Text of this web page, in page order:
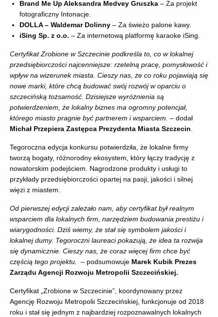
Brand Me Up Aleksandra Medvey Gruszka – Za projekt
fotograficzny Intonacje.
DOLLA – Waldemar Dolinny – Za świeżo palone kawy.
iSing Sp. z o.o. – Za internetową platformę karaoke iSing.
Certyfikat Zrobione w Szczecinie podkreśla to, co w lokalnej
przedsiębiorczości najcenniejsze: rzetelną pracę, pomysłowość i
wpływ na wizerunek miasta. Cieszy nas, że co roku pojawiają się
nowe marki, które chcą budować swój rozwój w oparciu o
szczecińską tożsamość. Dzisiejsze wyróżnienia są
potwierdzeniem, że lokalny biznes ma ogromny potencjał,
którego miasto pragnie być partnerem i wsparciem. – dodał
Michał Przepiera Zastępca Prezydenta Miasta Szczecin
Tegoroczna edycja konkursu potwierdziła, że lokalne firmy
tworzą bogaty, różnorodny ekosystem, który łączy tradycję z
nowatorskim podejściem. Nagrodzone produkty i usługi to
przykłady przedsiębiorczości opartej na pasji, jakości i silnej
więzi z miastem.
Od pierwszej edycji zależało nam, aby certyfikat był realnym
wsparciem dla lokalnych firm, narzędziem budowania prestiżu i
wiarygodności. Dziś wiemy, że stał się symbolem jakości i
lokalnej dumy. Tegoroczni laureaci pokazują, że idea ta rozwija
się dynamicznie. Cieszy nas, że coraz więcej firm chce być
częścią tego projektu. – podsumowuje Marek Kubik Prezes
Zarządu Agencji Rozwoju Metropolii Szczecińskiej.
Certyfikat „Zrobione w Szczecinie”, koordynowany przez
Agencję Rozwoju Metropolii Szczecińskiej, funkcjonuje od 2018
roku i stał się jednym z najbardziej rozpoznawalnych lokalnych